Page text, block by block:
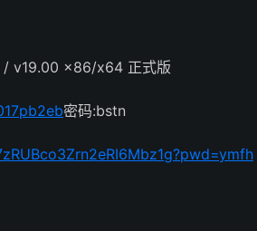
v19.00 x86/x64 正式版
密码:bstn